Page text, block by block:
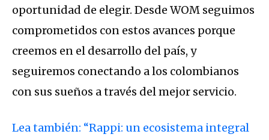
oportunidad de elegir. Desde WOM seguimos
comprometidos con estos avances porque
creemos en el desarrollo del país, y
seguiremos conectando a los colombianos
con sus sueños a través del mejor servicio.
Lea también: “Rappi: un ecosistema integral